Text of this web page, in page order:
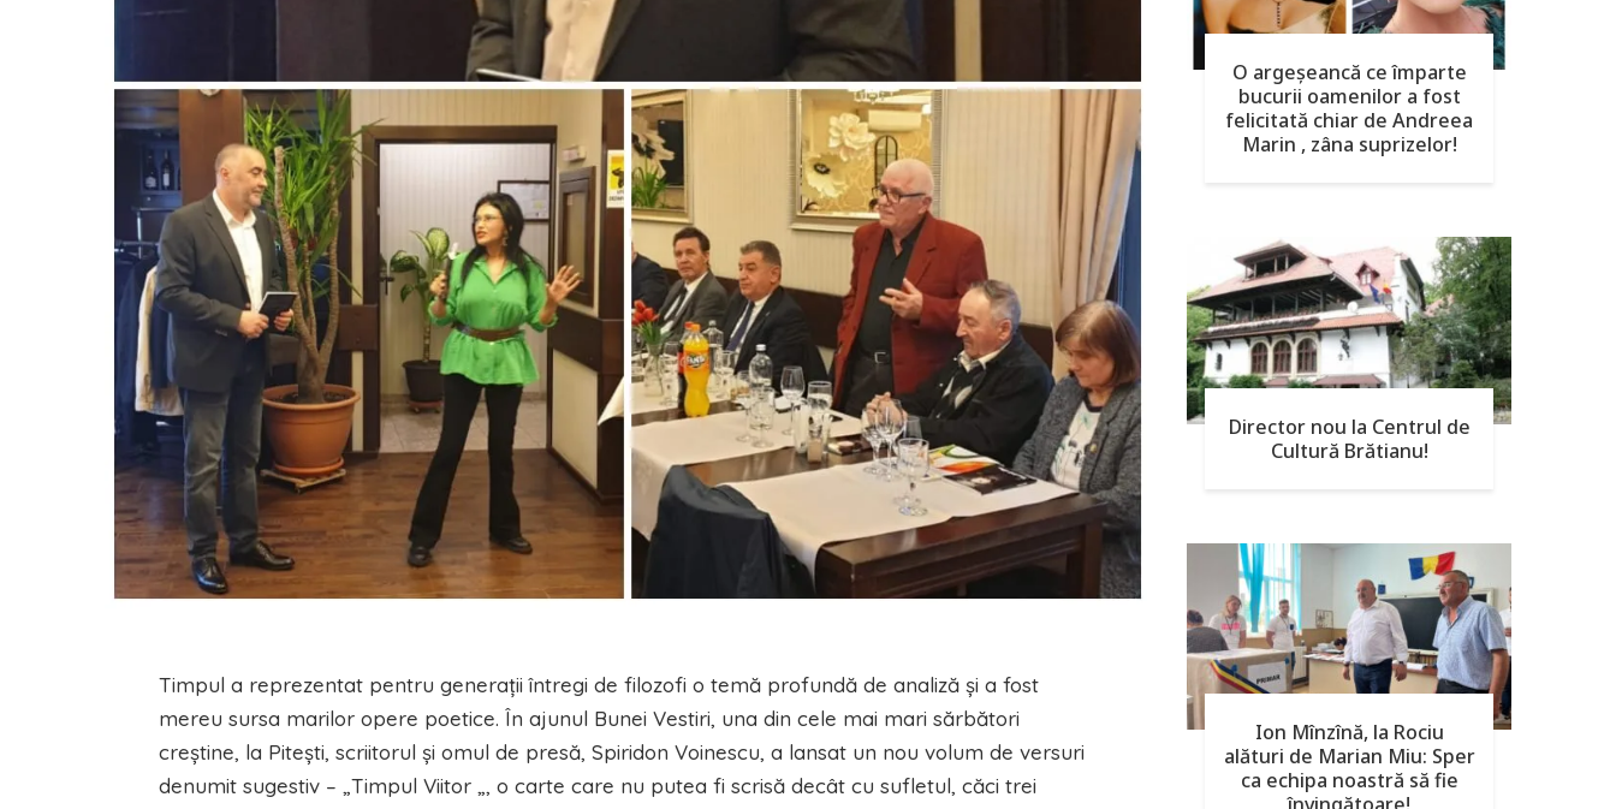
Timpul a reprezentat pentru generaţii întregi de filozofi o temă profundă de analiză şi a fost
mereu sursa marilor opere poetice. În ajunul Bunei Vestiri, una din cele mai mari sărbători
creştine, la Piteşti, scriitorul şi omul de presă, Spiridon Voinescu, a lansat un nou volum de versuri
denumit sugestiv – „Timpul Viitor „, o carte care nu putea fi scrisă decât cu sufletul, căci trei
O argeşeancă ce împarte
bucurii oamenilor a fost
felicitată chiar de Andreea
Marin , zâna suprizelor!
Director nou la Centrul de
Cultură Brătianu!
Ion Mînzînă, la Rociu
alături de Marian Miu: Sper
ca echipa noastră să fie